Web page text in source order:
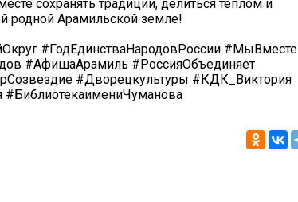
сохранять традиции, делиться теплом и
родной Арамильской земле!
#ГодЕдинстваНародовРоссии #МыВместе
#АфишаАрамиль #РоссияОбъединяет
#Дворецкультуры #КДК_Виктория